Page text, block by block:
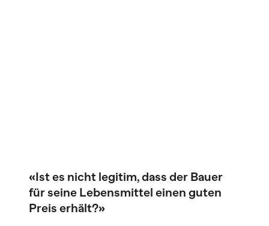
«Ist es nicht legitim, dass der Bauer
für seine Lebensmittel einen guten
Preis erhält?»